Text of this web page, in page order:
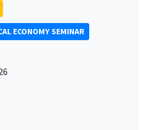
ECONOMY SEMINAR